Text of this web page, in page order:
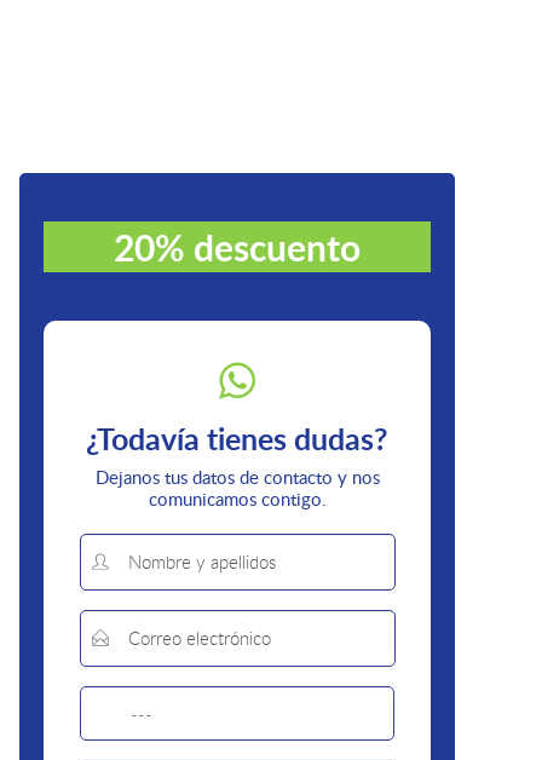
20% descuento
¿Todavía tienes dudas?
Dejanos tus datos de contacto y nos
comunicamos contigo.